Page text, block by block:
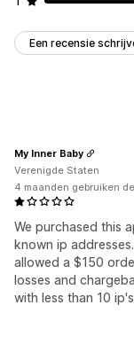
Een recensie
We purchased this
known ip
allowed a $150
losses and
with less than 10
My Inner Baby
Verenigde Staten
4 maanden gebruiken